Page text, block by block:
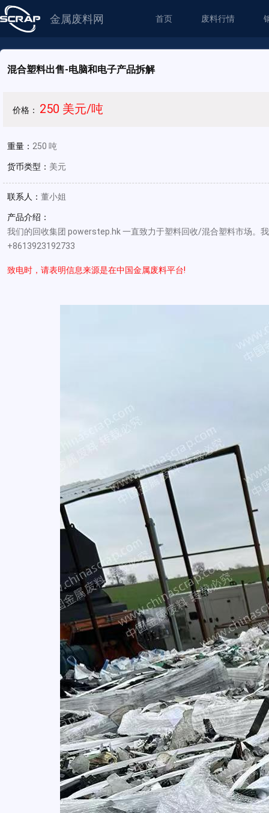
金属废料网 首页 废料行情
混合塑料出售-电脑和电子产品拆解
价格： 250 美元/吨
重量： 250 吨
货币类型： 美元
联系人： 董小姐
产品介绍：
我们的回收集团 powerstep.hk 一直致力于塑料回收/混合塑料市场
+8613923192733
致电时，请表明信息来源是在中国金属废料平台!